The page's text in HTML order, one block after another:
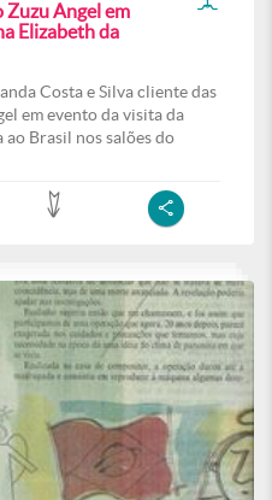
Zuzu Angel em
Elizabeth da
Costa e Silva cliente das
em evento da visita da
Brasil nos salões do